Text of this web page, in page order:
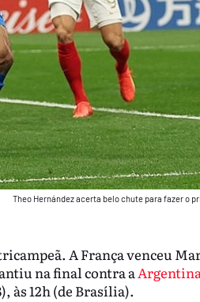
Theo Hernández acerta belo chute para fazer o
A França venceu
na final contra a
às 12h (de Brasília).